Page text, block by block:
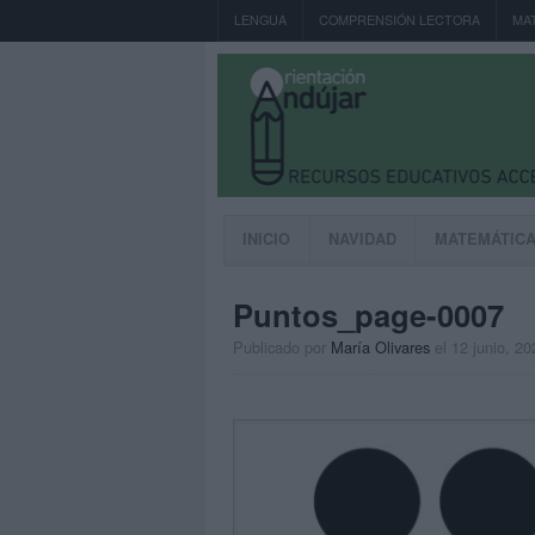
LENGUA COMPRENSIÓN LECTORA
INICIO NAVIDAD
Puntos_page-0007
Publicado por María Olivares el 12 junio,